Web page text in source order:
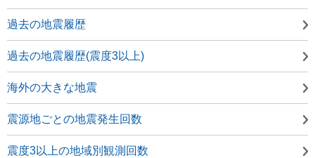
過去の地震履歴
過去の地震履歴(震度3以上)
海外の大きな地震
震源地ごとの地震発生回数
震度3以上の地域別観測回数